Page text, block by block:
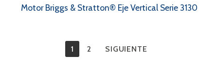
Motor Briggs & Stratton® Eje Vertical Serie 3130
1 2 SIGUIENTE